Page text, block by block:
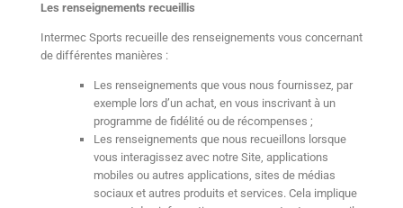
Les renseignements recueillis
Intermec Sports recueille des renseignements vous concernant
de différentes manières :
Les renseignements que vous nous fournissez, par
exemple lors d’un achat, en vous inscrivant à un
programme de fidélité ou de récompenses ;
Les renseignements que nous recueillons lorsque
vous interagissez avec notre Site, applications
mobiles ou autres applications, sites de médias
sociaux et autres produits et services. Cela implique